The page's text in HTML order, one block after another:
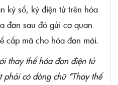
ký số, ký điện tử trên hóa
đơn sau đó gửi cơ quan
cấp mã cho hóa đơn mới.
thay thế hóa đơn điện tử
có dòng chữ “Thay thế